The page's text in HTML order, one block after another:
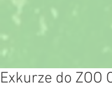
Exkurze do ZOO